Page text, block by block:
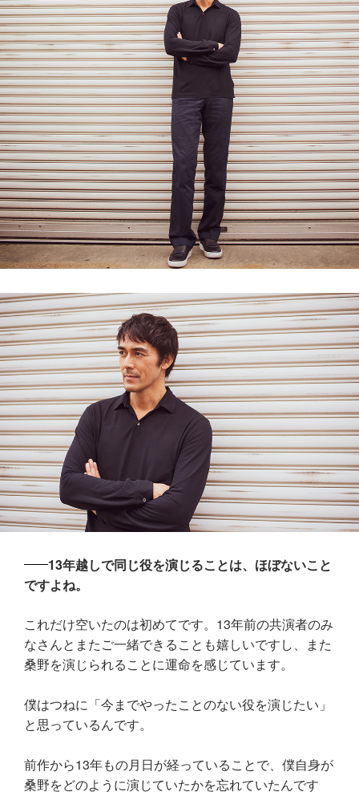
13年越しで同じ役を演じることは、ほぼないこと
ですよね。
これだけ空いたのは初めてです。13年前の共演者のみ
なさんとまたご一緒できることも嬉しいですし、また
桑野を演じられることに運命を感じています。
僕はつねに「今までやったことのない役を演じたい」
と思っているんです。
前作から13年もの月日が経っていることで、僕自身が
桑野をどのように演じていたかを忘れていたんです